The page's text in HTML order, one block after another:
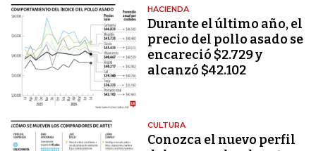
HACIENDA
Durante el último año, el
precio del pollo asado se
encareció $2.729 y
alcanzó $42.102
CULTURA
Conozca el nuevo perfil